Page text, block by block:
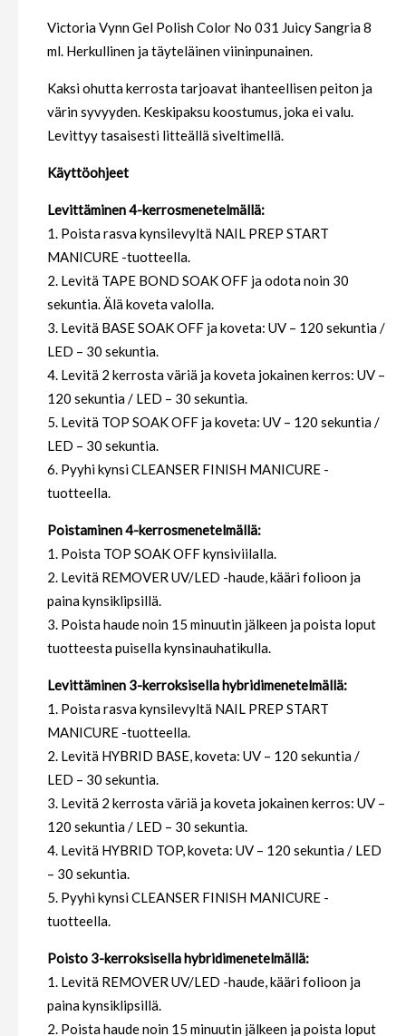
Victoria Vynn Gel Polish Color No 031 Juicy Sangria 8
ml. Herkullinen ja täyteläinen viininpunainen.
Kaksi ohutta kerrosta tarjoavat ihanteellisen peiton ja
värin syvyyden. Keskipaksu koostumus, joka ei valu.
Levittyy tasaisesti litteällä siveltimellä.
Käyttöohjeet
Levittäminen 4-kerrosmenetelmällä:
1. Poista rasva kynsilevyltä NAIL PREP START
MANICURE -tuotteella.
2. Levitä TAPE BOND SOAK OFF ja odota noin 30
sekuntia. Älä koveta valolla.
3. Levitä BASE SOAK OFF ja koveta: UV – 120 sekuntia /
LED – 30 sekuntia.
4. Levitä 2 kerrosta väriä ja koveta jokainen kerros: UV –
120 sekuntia / LED – 30 sekuntia.
5. Levitä TOP SOAK OFF ja koveta: UV – 120 sekuntia /
LED – 30 sekuntia.
6. Pyyhi kynsi CLEANSER FINISH MANICURE -
tuotteella.
Poistaminen 4-kerrosmenetelmällä:
1. Poista TOP SOAK OFF kynsiviilalla.
2. Levitä REMOVER UV/LED -haude, kääri folioon ja
paina kynsiklipsillä.
3. Poista haude noin 15 minuutin jälkeen ja poista loput
tuotteesta puisella kynsinauhatikulla.
Levittäminen 3-kerroksisella hybridimenetelmällä:
1. Poista rasva kynsilevyltä NAIL PREP START
MANICURE -tuotteella.
2. Levitä HYBRID BASE, koveta: UV – 120 sekuntia /
LED – 30 sekuntia.
3. Levitä 2 kerrosta väriä ja koveta jokainen kerros: UV –
120 sekuntia / LED – 30 sekuntia.
4. Levitä HYBRID TOP, koveta: UV – 120 sekuntia / LED
– 30 sekuntia.
5. Pyyhi kynsi CLEANSER FINISH MANICURE -
tuotteella.
Poisto 3-kerroksisella hybridimenetelmällä:
1. Levitä REMOVER UV/LED -haude, kääri folioon ja
paina kynsiklipsillä.
2. Poista haude noin 15 minuutin jälkeen ja poista loput